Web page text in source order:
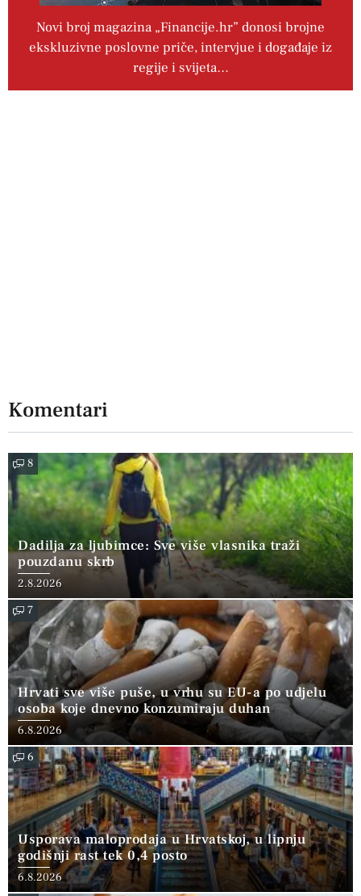
Novi broj magazina „Financije.hr” donosi brojne
ekskluzivne poslovne priče, intervjue i događaje iz
regije i svijeta…
Komentari
8
Dadilja za ljubimce: Sve više vlasnika traži
pouzdanu skrb
2.8.2026
7
Hrvati sve više puše, u vrhu su EU-a po udjelu
osoba koje dnevno konzumiraju duhan
6.8.2026
6
Usporava maloprodaja u Hrvatskoj, u lipnju
godišnji rast tek 0,4 posto
6.8.2026